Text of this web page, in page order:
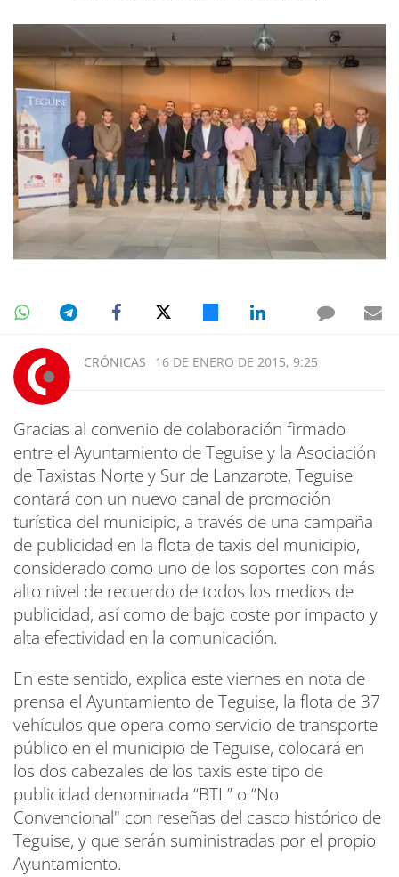
CRÓNICAS 16 DE ENERO DE 2015, 9:25
Gracias al convenio de colaboración firmado
entre el Ayuntamiento de Teguise y la Asociación
de Taxistas Norte y Sur de Lanzarote, Teguise
contará con un nuevo canal de promoción
turística del municipio, a través de una campaña
de publicidad en la flota de taxis del municipio,
considerado como uno de los soportes con más
alto nivel de recuerdo de todos los medios de
publicidad, así como de bajo coste por impacto y
alta efectividad en la comunicación.
En este sentido, explica este viernes en nota de
prensa el Ayuntamiento de Teguise, la flota de 37
vehículos que opera como servicio de transporte
público en el municipio de Teguise, colocará en
los dos cabezales de los taxis este tipo de
publicidad denominada “BTL” o “No
Convencional" con reseñas del casco histórico de
Teguise, y que serán suministradas por el propio
Ayuntamiento.